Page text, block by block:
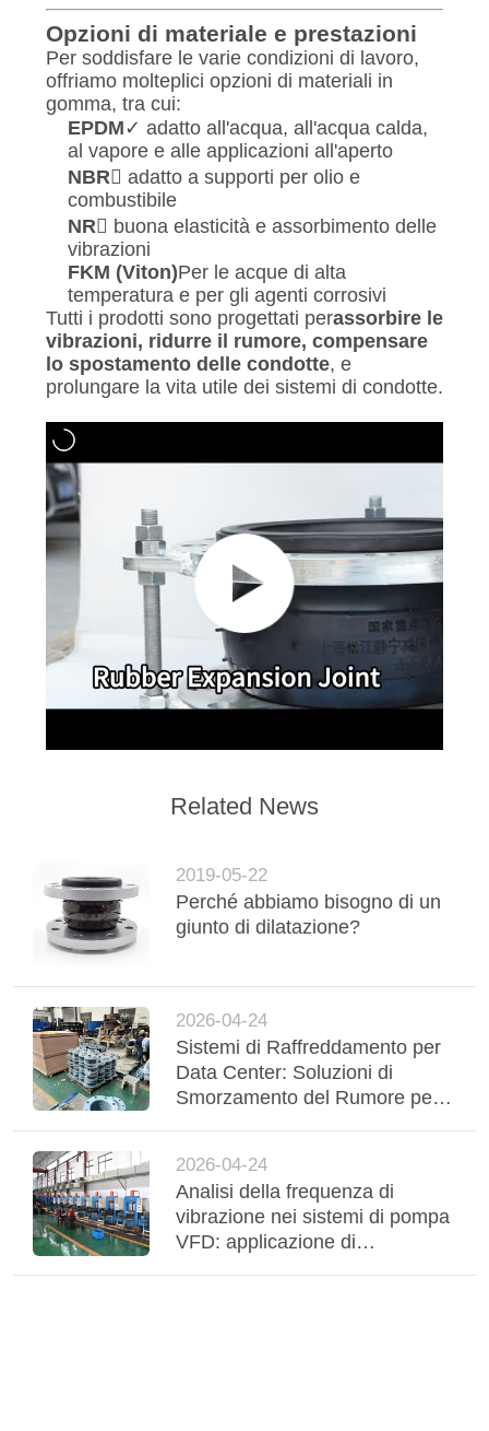
Opzioni di materiale e prestazioni
Per soddisfare le varie condizioni di lavoro,
offriamo molteplici opzioni di materiali in
gomma, tra cui:
EPDM✓ adatto all'acqua, all'acqua calda,
al vapore e alle applicazioni all'aperto
NBR adatto a supporti per olio e
combustibile
NR buona elasticità e assorbimento delle
vibrazioni
FKM (Viton)Per le acque di alta
temperatura e per gli agenti corrosivi
Tutti i prodotti sono progettati perassorbire le
vibrazioni, ridurre il rumore, compensare
lo spostamento delle condotte, e
prolungare la vita utile dei sistemi di condotte.
Related News
2019-05-22
Perché abbiamo bisogno di un
giunto di dilatazione?
2026-04-24
Sistemi di Raffreddamento per
Data Center: Soluzioni di
Smorzamento del Rumore per
2026-04-24
Analisi della frequenza di
vibrazione nei sistemi di pompa
VFD: applicazione di